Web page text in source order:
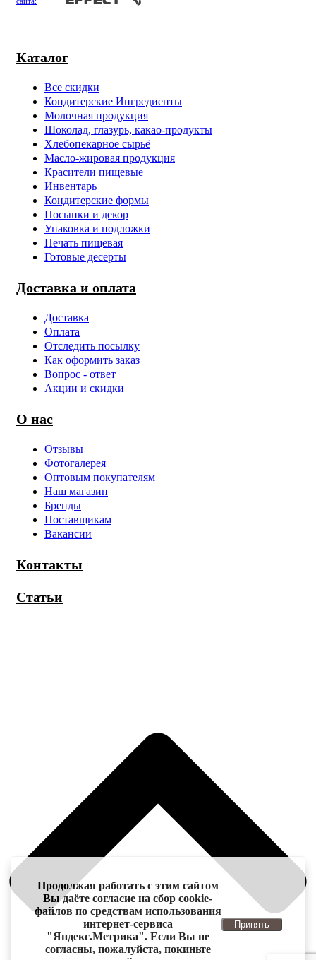
Каталог
Все скидки
Кондитерские Ингредиенты
Молочная продукция
Шоколад, глазурь, какао-продукты
Хлебопекарное сырьё
Масло-жировая продукция
Красители пищевые
Инвентарь
Кондитерские формы
Посыпки и декор
Упаковка и подложки
Печать пищевая
Готовые десерты
Доставка и оплата
Доставка
Оплата
Отследить посылку
Как оформить заказ
Вопрос - ответ
Акции и скидки
О нас
Отзывы
Фотогалерея
Оптовым покупателям
Наш магазин
Бренды
Поставщикам
Вакансии
Контакты
Статьи
Продолжая работать с этим сайтом
Вы даёте согласие на сбор cookie-
файлов по средствам использования
интернет-сервиса
"Яндекс.Метрика". Если Вы не
согласны, пожалуйста, покиньте
Принять